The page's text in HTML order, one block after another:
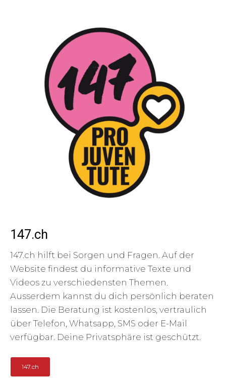
147.ch
147.ch hilft bei Sorgen und Fragen. Auf der
Website findest du informative Texte und
Videos zu verschiedensten Themen.
Ausserdem kannst du dich persönlich beraten
lassen. Die Beratung ist kostenlos, vertraulich
über Telefon, Whatsapp, SMS oder E-Mail
verfügbar. Deine Privatsphäre ist geschützt.
147.ch